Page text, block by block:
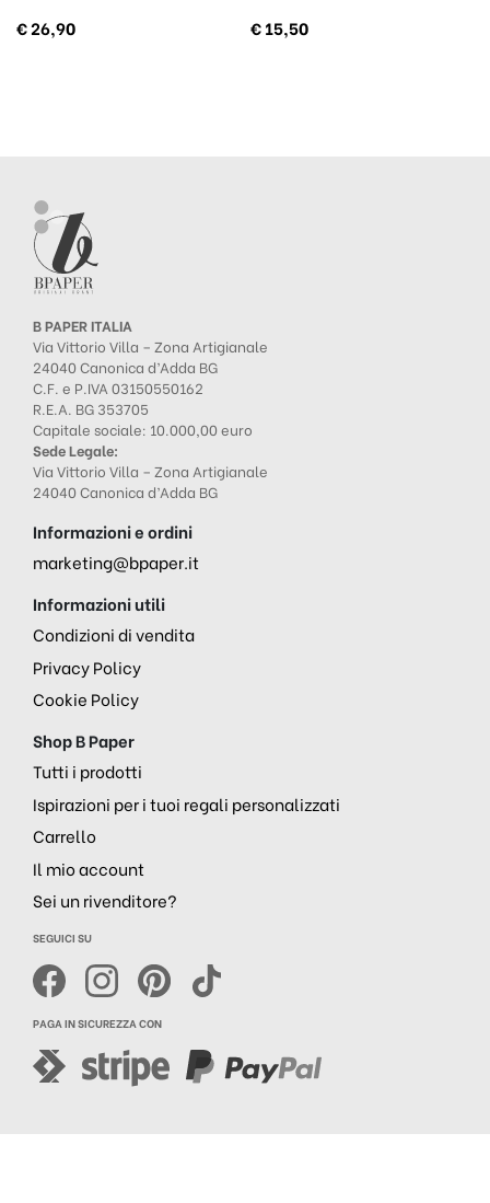
€26,90 €15,50
B PAPER ITALIA
Via Vittorio Villa – Zona Artigianale
24040 Canonica d’Adda BG
C.F. e P.IVA 03150550162
R.E.A. BG 353705
Capitale sociale: 10.000,00 euro
Sede Legale:
Via Vittorio Villa – Zona Artigianale
24040 Canonica d’Adda BG
Informazioni e ordini
marketing@bpaper.it
Informazioni utili
Condizioni di vendita
Privacy Policy
Cookie Policy
Shop B Paper
Tutti i prodotti
Ispirazioni per i tuoi regali personalizzati
Carrello
Il mio account
Sei un rivenditore?
SEGUICI SU
PAGA IN SICUREZZA CON